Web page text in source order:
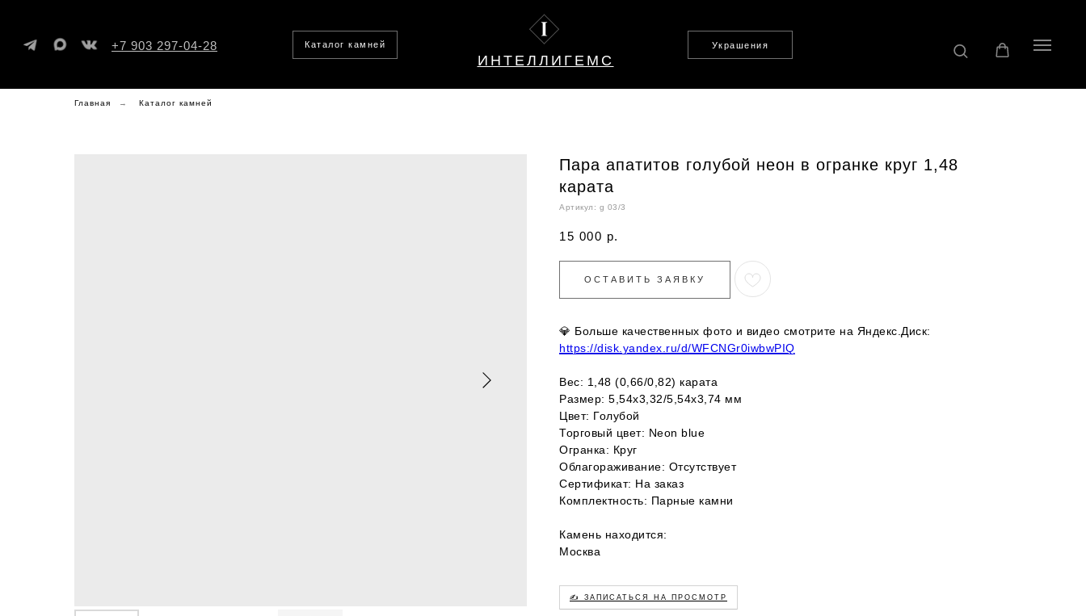
ИНТЕЛЛИГЕМС
Украшения
Каталог камней
+7 903 297-04-28
Главная → Каталог камней
Пара апатитов голубой неон в огранке круг 1,48
карата
Артикул: g 03/3
15 000 р.
ОСТАВИТЬ ЗАЯВКУ
💎 Больше качественных фото и видео смотрите на Яндекс.Диск:
https://disk.yandex.ru/d/WFCNGr0iwbwPIQ
Вес: 1,48 (0,66/0,82) карата
Размер: 5,54х3,32/5,54х3,74 мм
Цвет: Голубой
Торговый цвет: Neon blue
Огранка: Круг
Облагораживание: Отсутствует
Сертификат: На заказ
Комплектность: Парные камни
Камень находится:
Москва
✍️ ЗАПИСАТЬСЯ НА ПРОСМОТР